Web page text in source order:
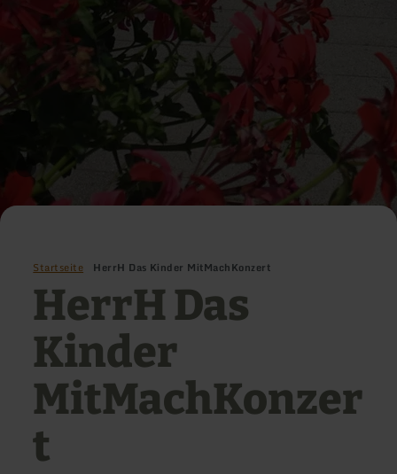
Startseite HerrH Das Kinder MitMachKonzert
HerrH Das
Kinder
MitMachKonzer
t